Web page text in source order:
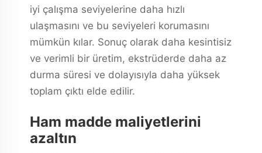
iyi çalışma seviyelerine daha hızlı
ulaşmasını ve bu seviyeleri korumasını
mümkün kılar. Sonuç olarak daha kesintisiz
ve verimli bir üretim, ekstrüderde daha az
durma süresi ve dolayısıyla daha yüksek
toplam çıktı elde edilir.
Ham madde maliyetlerini
azaltın